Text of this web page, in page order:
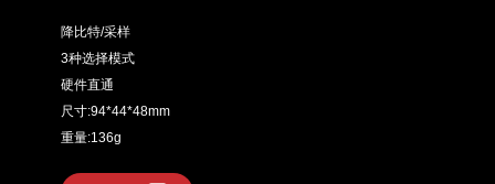
降比特/采样
3种选择模式
硬件直通
尺寸:94*44*48mm
重量:136g